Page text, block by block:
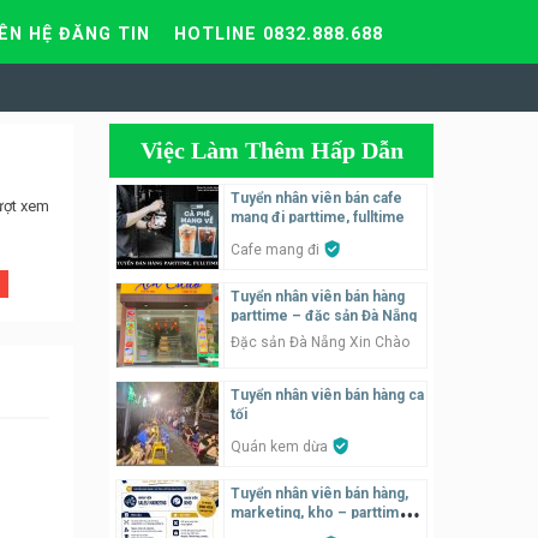
HỆ ĐĂNG TIN HOTLINE 0832.888.688
xem
Việc Làm Thêm Hấp Dẫn
Tuyển nhân viên bán cafe
mang đi parttime, fulltime
Cafe mang đi
Tuyển nhân viên bán hàng
parttime – đặc sản Đà Nẵng
Đặc sản Đà Nẵng Xin Chào
Tuyển nhân viên bán hàng ca
tối
Quán kem dừa
Tuyển nhân viên bán hàng,
marketing, kho – parttime,